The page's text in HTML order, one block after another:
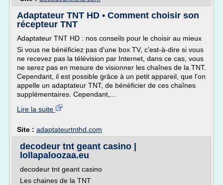
Adaptateur TNT HD • Comment choisir son
récepteur TNT
Adaptateur TNT HD : nos conseils pour le choisir au mieux
Si vous ne bénéficiez pas d'une box TV, c'est-à-dire si vous
ne recevez pas la télévision par Internet, dans ce cas, vous
ne serez pas en mesure de visionner les chaînes de la TNT.
Cependant, il est possible grâce à un petit appareil, que l'on
appelle un adaptateur TNT, de bénéficier de ces chaînes
supplémentaires. Cependant,...
Lire la suite
Site : adaptateurtnthd.com
decodeur tnt geant casino |
lollapaloozaa.eu
decodeur tnt geant casino
Les chaines de la TNT